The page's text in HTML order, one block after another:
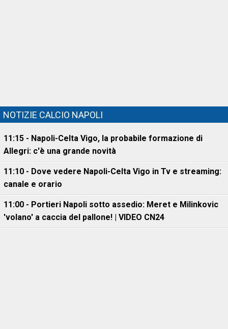
NOTIZIE CALCIO NAPOLI
11:15 - Napoli-Celta Vigo, la probabile formazione di
Allegri: c'è una grande novità
11:10 - Dove vedere Napoli-Celta Vigo in Tv e streaming:
canale e orario
11:00 - Portieri Napoli sotto assedio: Meret e Milinkovic
'volano' a caccia del pallone! | VIDEO CN24